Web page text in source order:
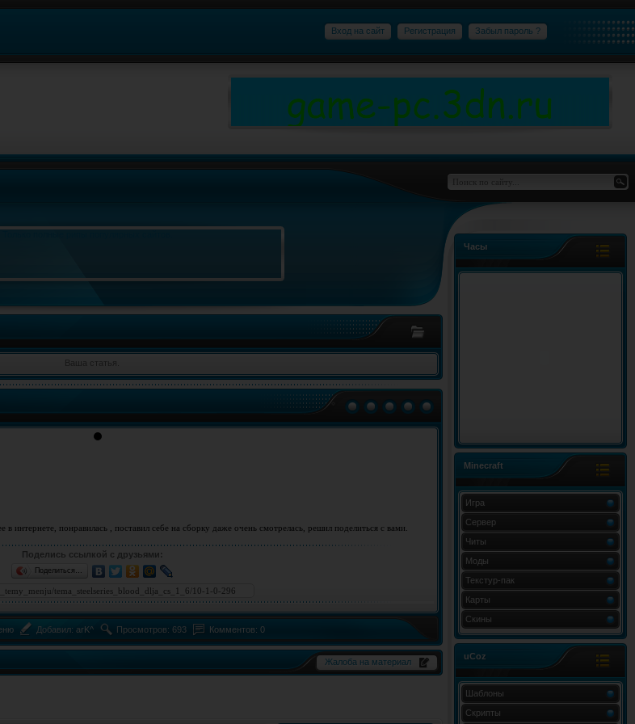
Вход на сайт Регистрация Забыл пароль ?
Часы
Minecraft
Игра
Сервер
Читы
Моды
Текстур-пак
Карты
Скины
uCoz
Шаблоны
Скрипты
Ваша статья.
в интернете, понравилась , поставил себе на сборку даже очень смотрелась, решил поделиться с вами.
Поделись ссылкой с друзьями:
Поделиться…
Добавил: arK^ Просмотров: 693 Комментов: 0
Жалоба на материал